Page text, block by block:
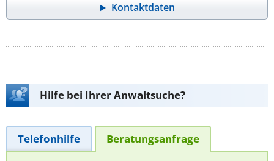
Kontaktdaten
Hilfe bei Ihrer Anwaltsuche?
Telefonhilfe Beratungsanfrage